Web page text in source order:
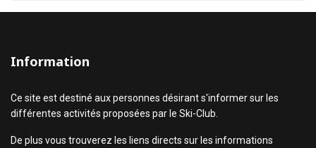
Information
Ce site est destiné aux personnes désirant s'informer sur les
différentes activités proposées par le Ski-Club.
De plus vous trouverez les liens directs sur les informations